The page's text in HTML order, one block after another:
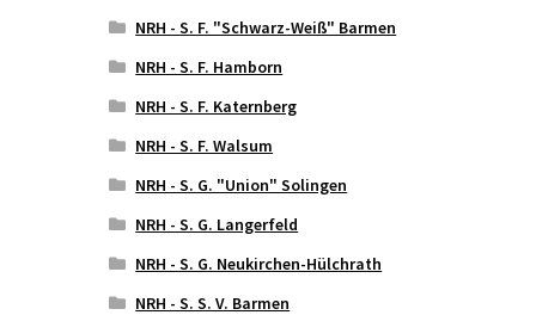
NRH - S. F. "Schwarz-Weiß" Barmen
NRH - S. F. Hamborn
NRH - S. F. Katernberg
NRH - S. F. Walsum
NRH - S. G. "Union" Solingen
NRH - S. G. Langerfeld
NRH - S. G. Neukirchen-Hülchrath
NRH - S. S. V. Barmen